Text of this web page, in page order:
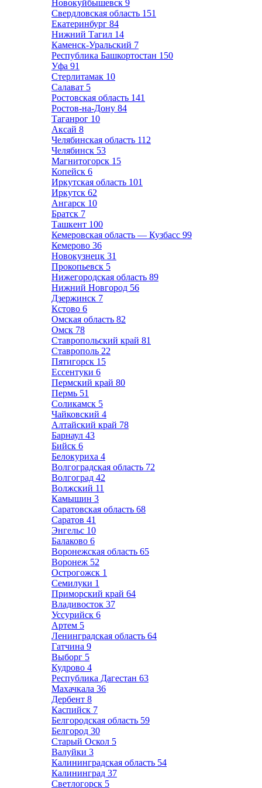
Новокуйбышевск 9
Свердловская область 151
Екатеринбург 84
Нижний Тагил 14
Каменск-Уральский 7
Республика Башкортостан 150
Уфа 91
Стерлитамак 10
Салават 5
Ростовская область 141
Ростов-на-Дону 84
Таганрог 10
Аксай 8
Челябинская область 112
Челябинск 53
Магнитогорск 15
Копейск 6
Иркутская область 101
Иркутск 62
Ангарск 10
Братск 7
Ташкент 100
Кемеровская область — Кузбасс 99
Кемерово 36
Новокузнецк 31
Прокопьевск 5
Нижегородская область 89
Нижний Новгород 56
Дзержинск 7
Кстово 6
Омская область 82
Омск 78
Ставропольский край 81
Ставрополь 22
Пятигорск 15
Ессентуки 6
Пермский край 80
Пермь 51
Соликамск 5
Чайковский 4
Алтайский край 78
Барнаул 43
Бийск 6
Белокуриха 4
Волгоградская область 72
Волгоград 42
Волжский 11
Камышин 3
Саратовская область 68
Саратов 41
Энгельс 10
Балаково 6
Воронежская область 65
Воронеж 52
Острогожск 1
Семилуки 1
Приморский край 64
Владивосток 37
Уссурийск 6
Артем 5
Ленинградская область 64
Гатчина 9
Выборг 5
Кудрово 4
Республика Дагестан 63
Махачкала 36
Дербент 8
Каспийск 7
Белгородская область 59
Белгород 30
Старый Оскол 5
Валуйки 3
Калининградская область 54
Калининград 37
Светлогорск 5